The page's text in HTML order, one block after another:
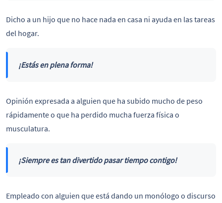
Dicho a un hijo que no hace nada en casa ni ayuda en las tareas
del hogar.
¡Estás en plena forma!
Opinión expresada a alguien que ha subido mucho de peso
rápidamente o que ha perdido mucha fuerza física o
musculatura.
¡Siempre es tan divertido pasar tiempo contigo!
Empleado con alguien que está dando un monólogo o discurso